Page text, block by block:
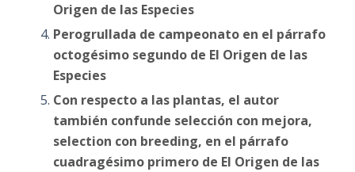
Origen de las Especies
Perogrullada de campeonato en el párrafo
octogésimo segundo de El Origen de las
Especies
Con respecto a las plantas, el autor
también confunde selección con mejora,
selection con breeding, en el párrafo
cuadragésimo primero de El Origen de las